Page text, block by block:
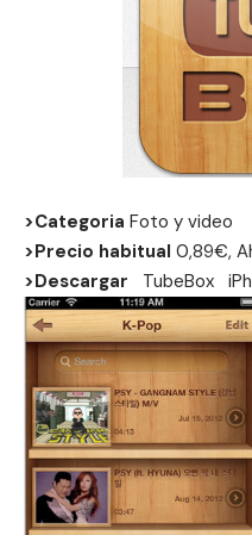
>Categoria Foto y video
>Precio habitual 0,89€,
>Descargar
TubeBox